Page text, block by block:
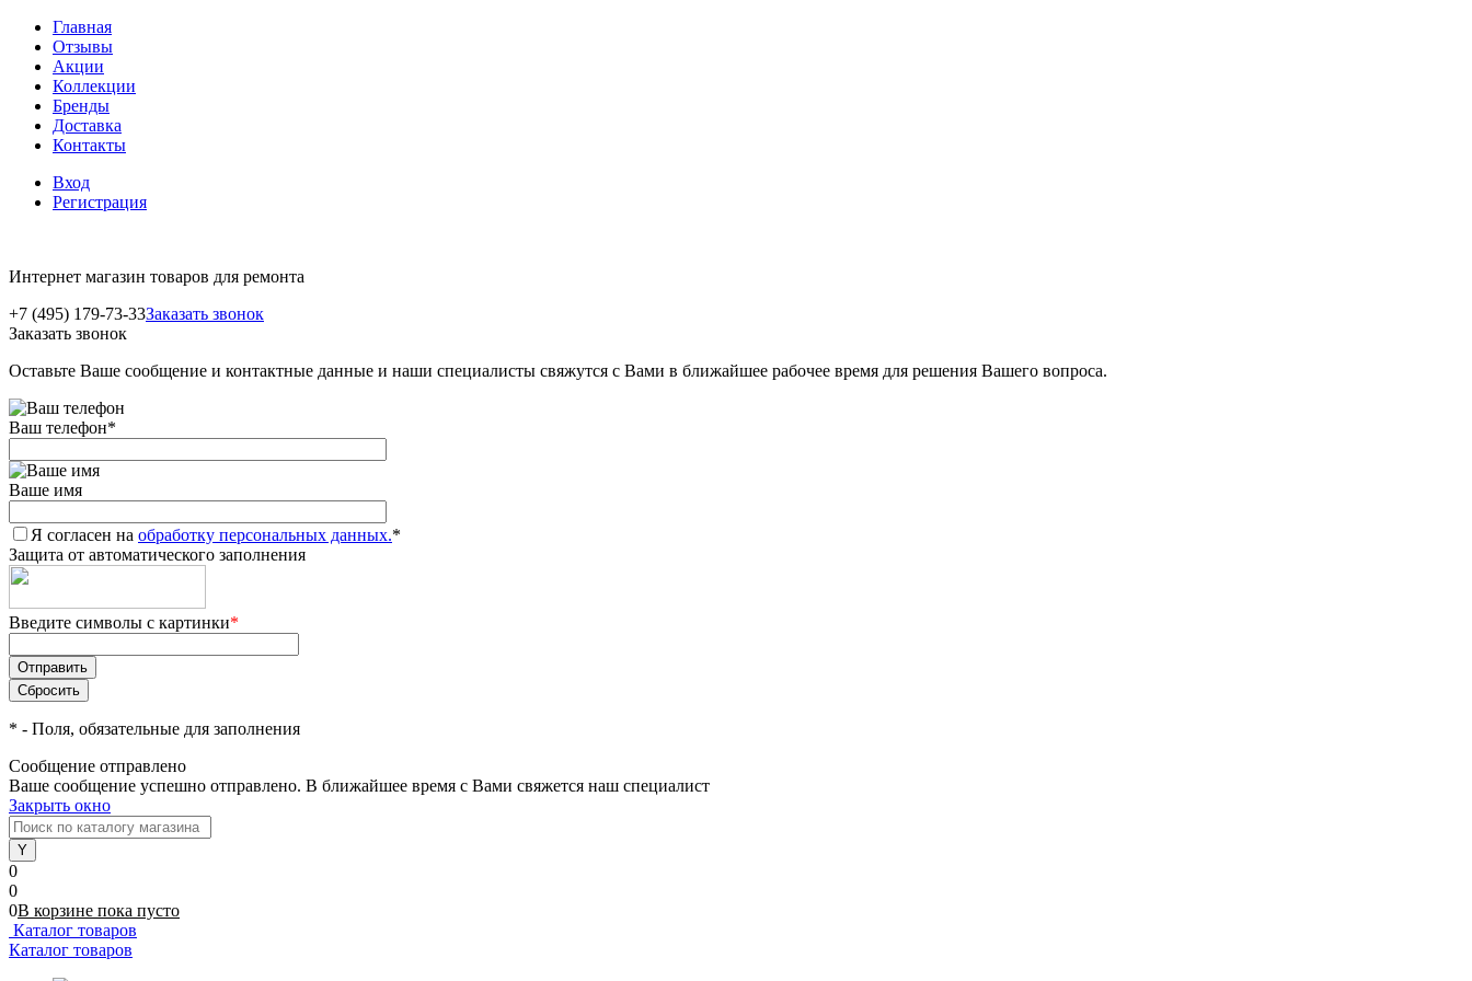
Главная
Отзывы
Акции
Коллекции
Бренды
Доставка
Контакты
Вход
Регистрация
Интернет магазин товаров для ремонта
+7 (495) 179-73-33Заказать звонок
Заказать звонок
Оставьте Ваше сообщение и контактные данные и наши специалисты свяжутся с Вами в ближайшее рабочее время для решения Вашего вопроса.
Ваш телефон*
Ваше имя
Я согласен на обработку персональных данных.*
Защита от автоматического заполнения
Введите символы с картинки*
* - Поля, обязательные для заполнения
Сообщение отправлено
Ваше сообщение успешно отправлено. В ближайшее время с Вами свяжется наш специалист
Закрыть окно
0
0
0В корзине пока пусто
Каталог товаров
Каталог товаров